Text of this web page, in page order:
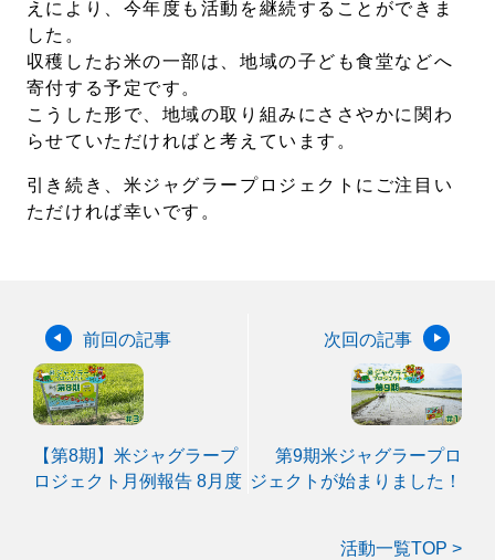
えにより、今年度も活動を継続することができま
した。
収穫したお米の一部は、地域の子ども食堂などへ
寄付する予定です。
こうした形で、地域の取り組みにささやかに関わ
らせていただければと考えています。
引き続き、米ジャグラープロジェクトにご注目い
ただければ幸いです。
前回の記事
【第8期】米ジャグラープ
ロジェクト月例報告 8月度
次回の記事
第9期米ジャグラープロ
ジェクトが始まりました！
活動一覧TOP >